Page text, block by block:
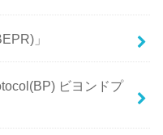
」
ビヨンドプ